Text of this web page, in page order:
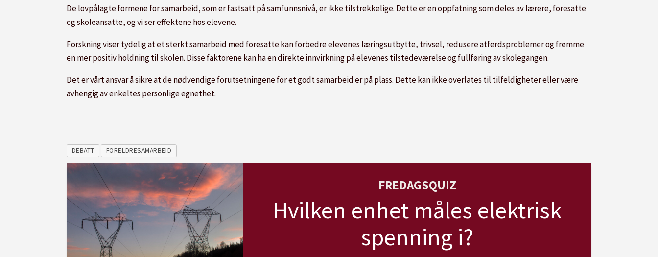
De lovpålagte formene for samarbeid, som er fastsatt på samfunnsnivå, er ikke tilstrekkelige. Dette er en oppfatning som deles av lærere, foresatte
og skoleansatte, og vi ser effektene hos elevene.
Forskning viser tydelig at et sterkt samarbeid med foresatte kan forbedre elevenes læringsutbytte, trivsel, redusere atferdsproblemer og fremme
en mer positiv holdning til skolen. Disse faktorene kan ha en direkte innvirkning på elevenes tilstedeværelse og fullføring av skolegangen.
Det er vårt ansvar å sikre at de nødvendige forutsetningene for et godt samarbeid er på plass. Dette kan ikke overlates til tilfeldigheter eller være
avhengig av enkeltes personlige egnethet.
DEBATT FORELDRESAMARBEID
FREDAGSQUIZ
Hvilken enhet måles elektrisk
spenning i?